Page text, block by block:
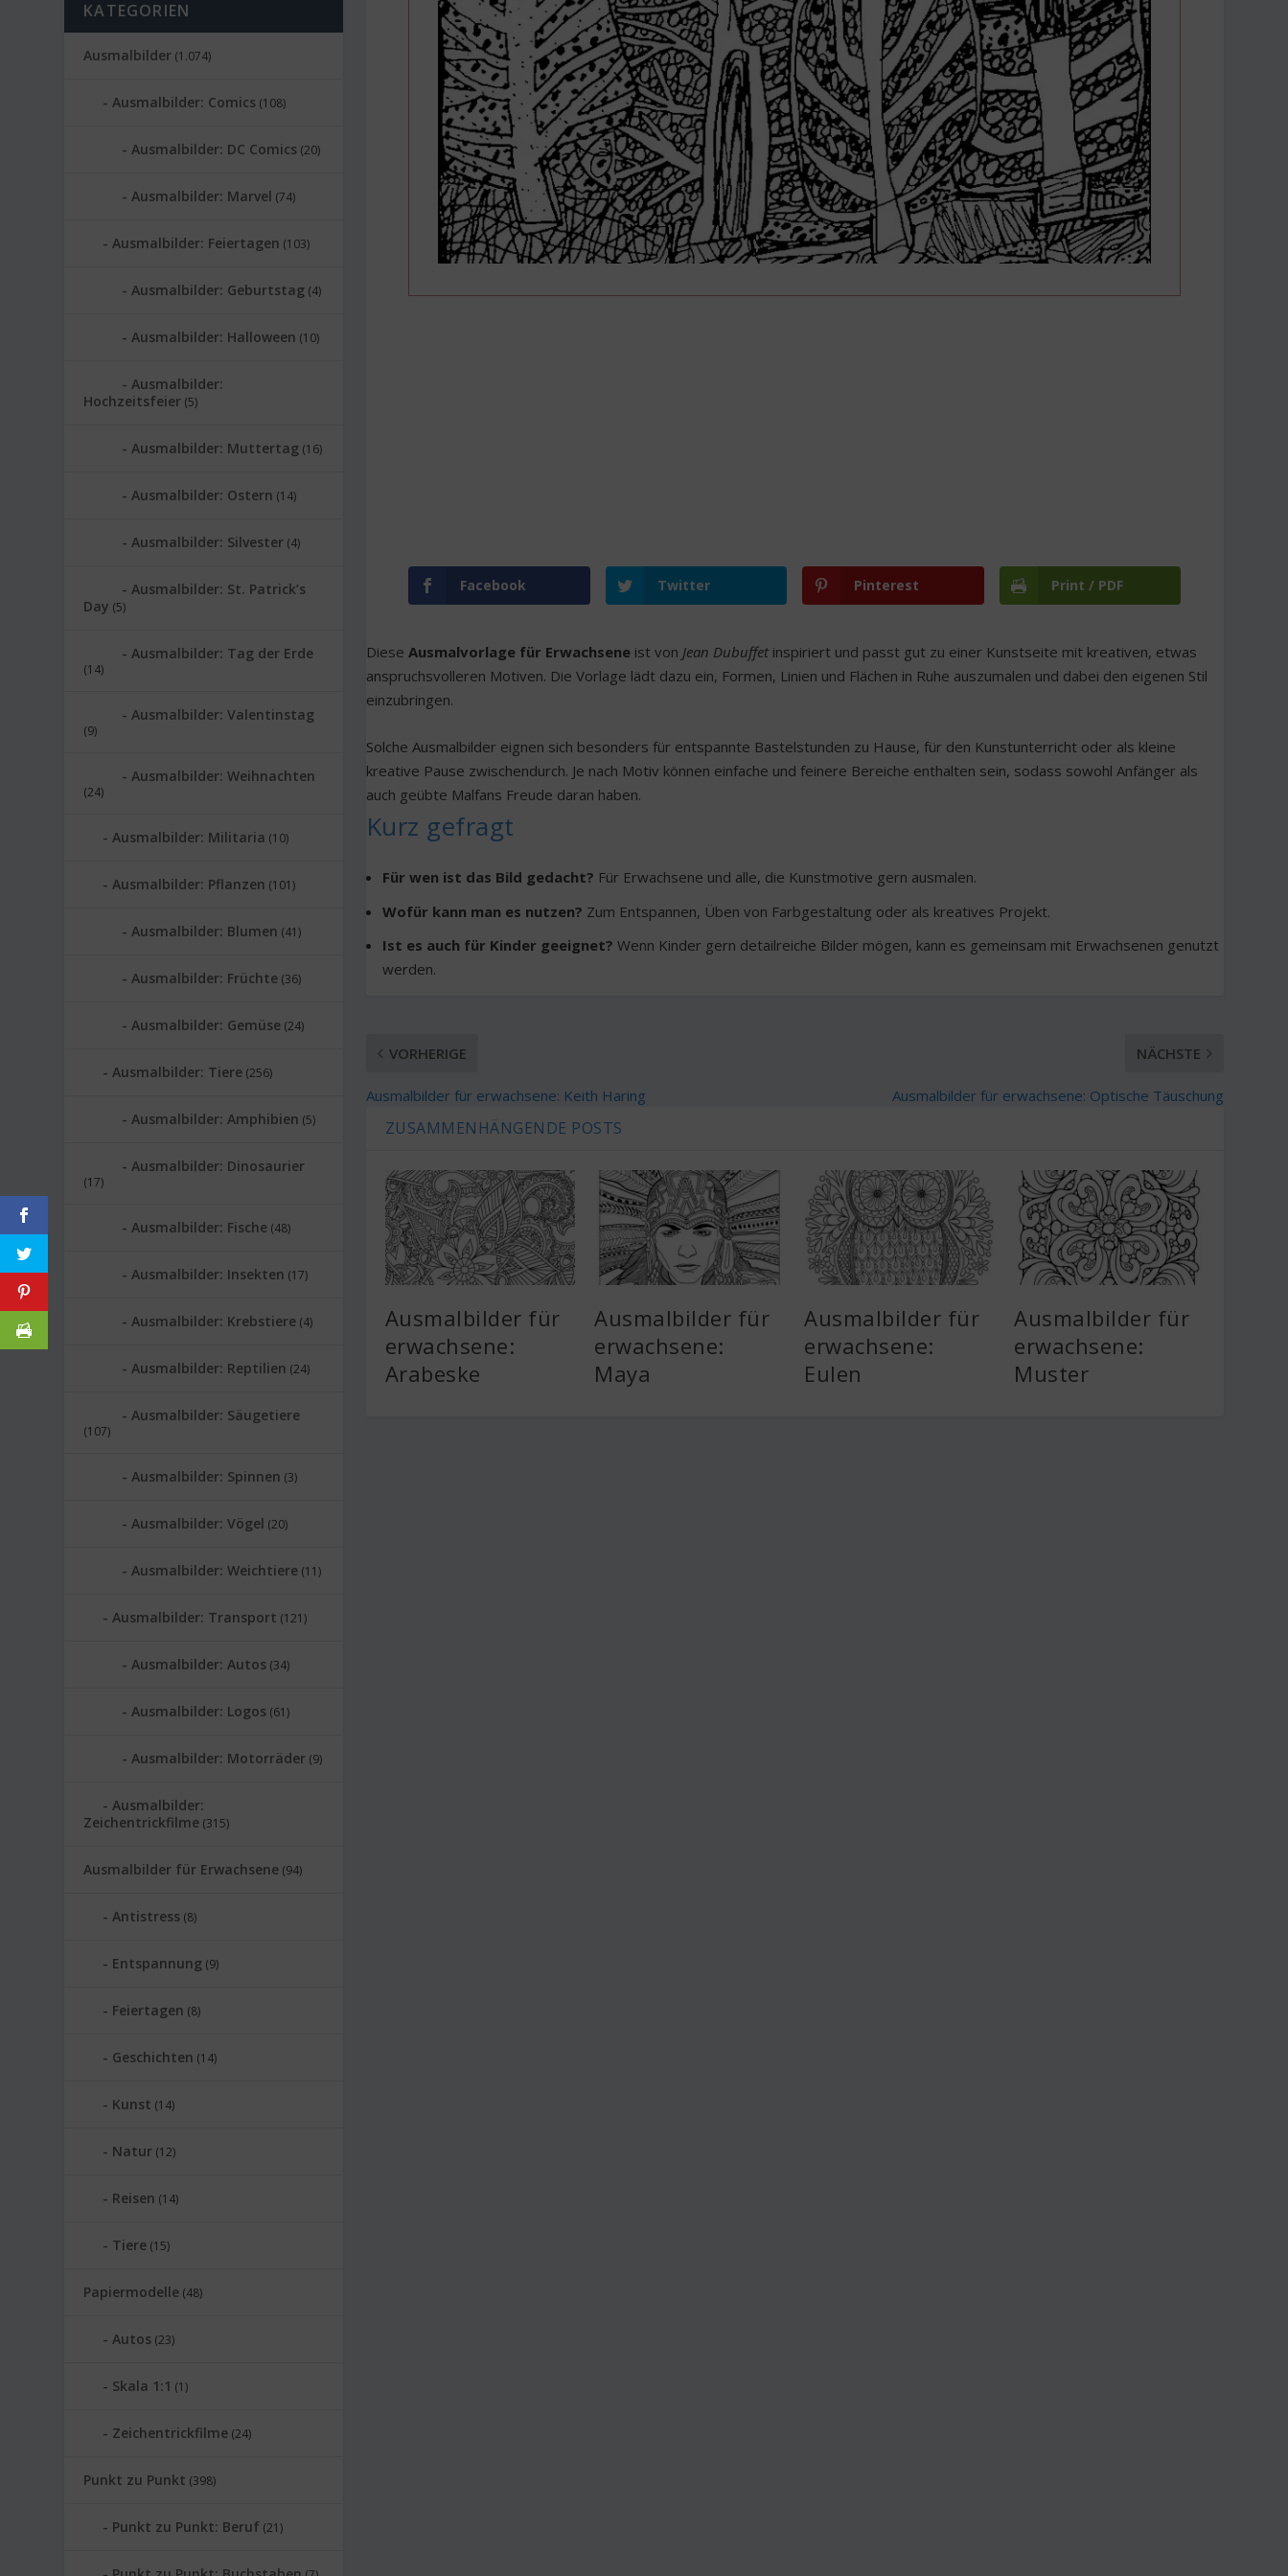
Facebook Twitter Pinterest Print / PDF
Diese Ausmalvorlage für Erwachseneist von Jean Dubuffetinspiriert und passt gut zu einer Kunstseite mit kreativen, etwas
anspruchsvolleren Motiven. Die Vorlage lädt dazu ein, Formen, Linien und Flächen in Ruhe auszumalen und dabei den eigenen Stil
einzubringen.
Solche Ausmalbilder eignen sich besonders für entspannte Bastelstunden zu Hause, für den Kunstunterricht oder als kleine
kreative Pause zwischendurch. Je nach Motiv können einfache und feinere Bereiche enthalten sein, sodass sowohl Anfänger als
auch geübte Malfans Freude daran haben.
Kurz gefragt
Für wen ist das Bild gedacht? Für Erwachsene und alle, die Kunstmotive gern ausmalen.
Wofür kann man es nutzen? Zum Entspannen, Üben von Farbgestaltung oder als kreatives Projekt.
Ist es auch für Kinder geeignet? Wenn Kinder gern detailreiche Bilder mögen, kann es gemeinsam mit Erwachsenen genutzt
werden.
VORHERIGE
Ausmalbilder für erwachsene: Keith Haring
NÄCHSTE
Ausmalbilder für erwachsene: Optische Täuschung
ZUSAMMENHÄNGENDE POSTS
Ausmalbilder für
erwachsene:
Arabeske
Ausmalbilder für
erwachsene:
Maya
Ausmalbilder für
erwachsene:
Eulen
Ausmalbilder für
erwachsene:
Muster
KATEGORIEN
Ausmalbilder (1.074)
Ausmalbilder: Comics (108)
Ausmalbilder: DC Comics (20)
Ausmalbilder: Marvel (74)
Ausmalbilder: Feiertagen (103)
Ausmalbilder: Geburtstag (4)
Ausmalbilder: Halloween (10)
Ausmalbilder:
Hochzeitsfeier (5)
Ausmalbilder: Muttertag (16)
Ausmalbilder: Ostern (14)
Ausmalbilder: Silvester (4)
Ausmalbilder: St. Patrick’s
Day (5)
Ausmalbilder: Tag der Erde
(14)
Ausmalbilder: Valentinstag
(9)
Ausmalbilder: Weihnachten
(24)
Ausmalbilder: Militaria (10)
Ausmalbilder: Pflanzen (101)
Ausmalbilder: Blumen (41)
Ausmalbilder: Früchte (36)
Ausmalbilder: Gemüse (24)
Ausmalbilder: Tiere (256)
Ausmalbilder: Amphibien (5)
Ausmalbilder: Dinosaurier
(17)
Ausmalbilder: Fische (48)
Ausmalbilder: Insekten (17)
Ausmalbilder: Krebstiere (4)
Ausmalbilder: Reptilien (24)
Ausmalbilder: Säugetiere
(107)
Ausmalbilder: Spinnen (3)
Ausmalbilder: Vögel (20)
Ausmalbilder: Weichtiere (11)
Ausmalbilder: Transport (121)
Ausmalbilder: Autos (34)
Ausmalbilder: Logos (61)
Ausmalbilder: Motorräder (9)
Ausmalbilder:
Zeichentrickfilme (315)
Ausmalbilder für Erwachsene (94)
Antistress (8)
Entspannung (9)
Feiertagen (8)
Geschichten (14)
Kunst (14)
Natur (12)
Reisen (14)
Tiere (15)
Papiermodelle (48)
Autos (23)
Skala 1:1 (1)
Zeichentrickfilme (24)
Punkt zu Punkt (398)
Punkt zu Punkt: Beruf (21)